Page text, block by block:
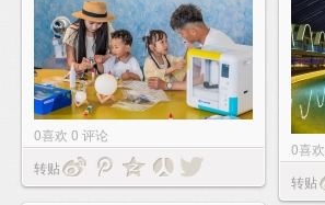
0喜欢 0 评论
转贴
0喜欢
转贴